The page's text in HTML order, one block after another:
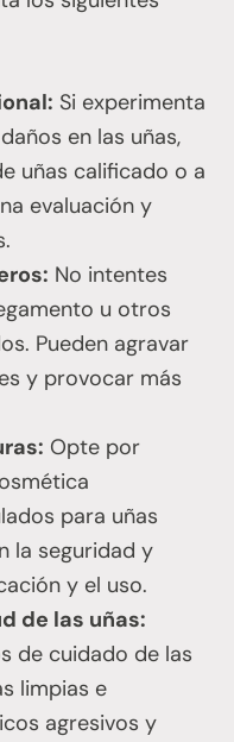
Si experimenta
en las uñas,
uñas calificado o a
evaluación y
No intentes
u otros
Pueden agravar
y provocar más
Opte por
para uñas
la seguridad y
y el uso.
de las uñas:
de cuidado de las
limpias e
agresivos y